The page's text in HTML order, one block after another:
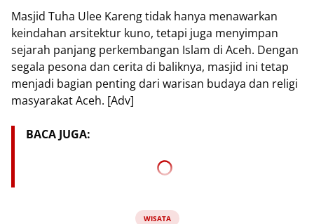
Masjid Tuha Ulee Kareng tidak hanya menawarkan
keindahan arsitektur kuno, tetapi juga menyimpan
sejarah panjang perkembangan Islam di Aceh. Dengan
segala pesona dan cerita di baliknya, masjid ini tetap
menjadi bagian penting dari warisan budaya dan religi
masyarakat Aceh. [Adv]
BACA JUGA:
WISATA